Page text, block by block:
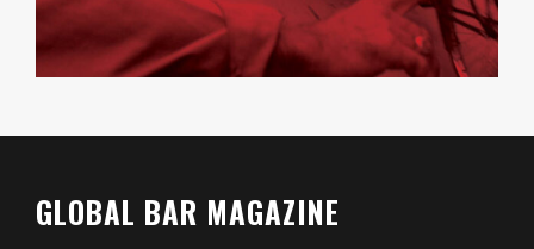
GLOBAL BAR MAGAZINE